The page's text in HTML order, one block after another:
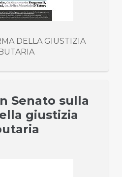
DELLA GIUSTIZIA
Senato sulla
giustizia